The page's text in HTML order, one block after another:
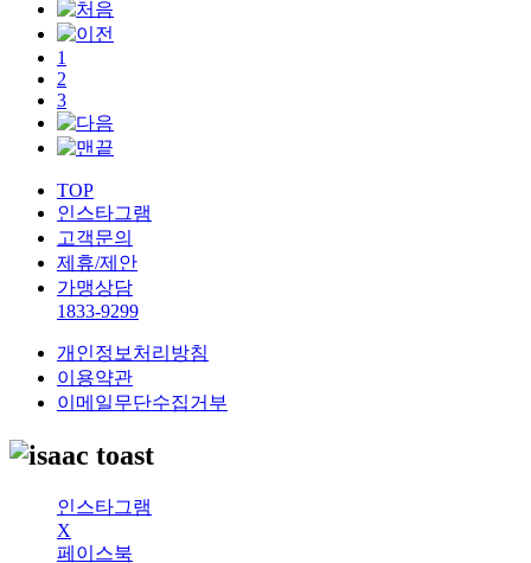
1
2
3
TOP
인스타그램
고객문의
제휴/제안
가맹상담
1833-9299
개인정보처리방침
이용약관
이메일무단수집거부
인스타그램
X
페이스북